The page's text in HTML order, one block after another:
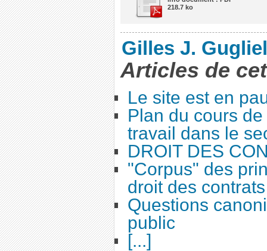
218.7 ko
Gilles J.
Articles de
Le site est en
Plan du cours
travail dans le
DROIT DES
"Corpus" des
droit des
Questions
public
[...]